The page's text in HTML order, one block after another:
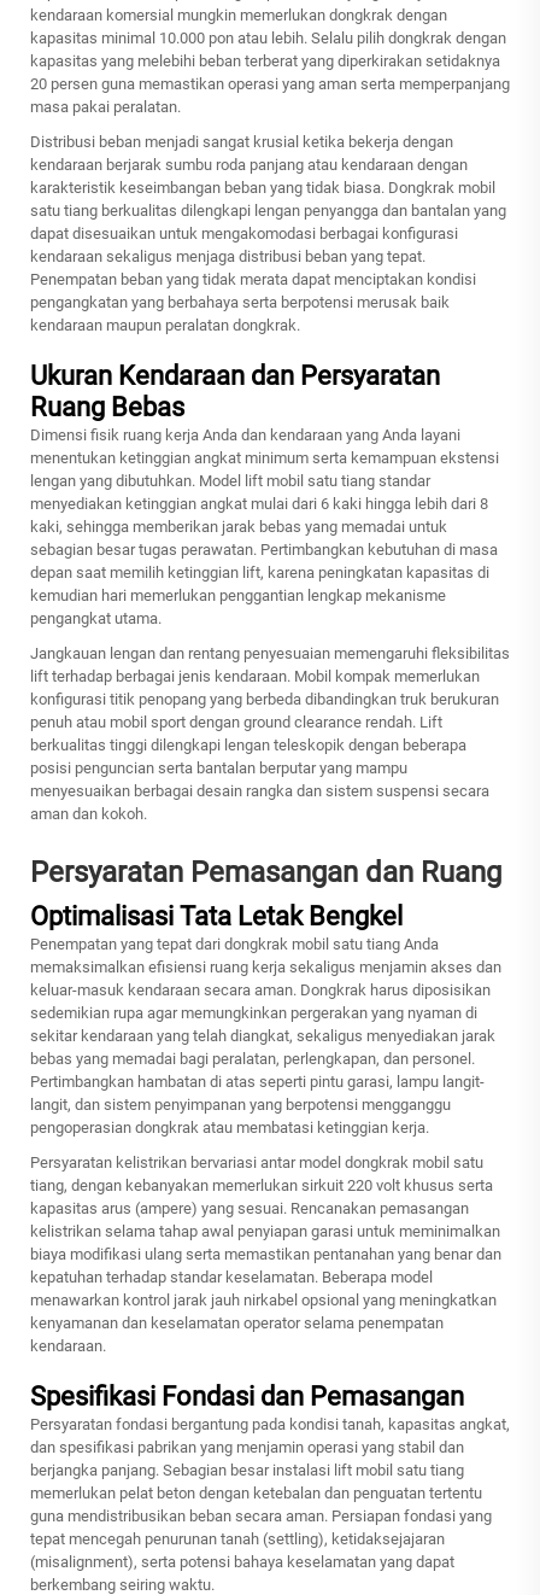
kendaraan komersial mungkin memerlukan dongkrak dengan
kapasitas minimal 10.000 pon atau lebih. Selalu pilih dongkrak dengan
kapasitas yang melebihi beban terberat yang diperkirakan setidaknya
20 persen guna memastikan operasi yang aman serta memperpanjang
masa pakai peralatan.
Distribusi beban menjadi sangat krusial ketika bekerja dengan
kendaraan berjarak sumbu roda panjang atau kendaraan dengan
karakteristik keseimbangan beban yang tidak biasa. Dongkrak mobil
satu tiang berkualitas dilengkapi lengan penyangga dan bantalan yang
dapat disesuaikan untuk mengakomodasi berbagai konfigurasi
kendaraan sekaligus menjaga distribusi beban yang tepat.
Penempatan beban yang tidak merata dapat menciptakan kondisi
pengangkatan yang berbahaya serta berpotensi merusak baik
kendaraan maupun peralatan dongkrak.
Ukuran Kendaraan dan Persyaratan
Ruang Bebas
Dimensi fisik ruang kerja Anda dan kendaraan yang Anda layani
menentukan ketinggian angkat minimum serta kemampuan ekstensi
lengan yang dibutuhkan. Model lift mobil satu tiang standar
menyediakan ketinggian angkat mulai dari 6 kaki hingga lebih dari 8
kaki, sehingga memberikan jarak bebas yang memadai untuk
sebagian besar tugas perawatan. Pertimbangkan kebutuhan di masa
depan saat memilih ketinggian lift, karena peningkatan kapasitas di
kemudian hari memerlukan penggantian lengkap mekanisme
pengangkat utama.
Jangkauan lengan dan rentang penyesuaian memengaruhi fleksibilitas
lift terhadap berbagai jenis kendaraan. Mobil kompak memerlukan
konfigurasi titik penopang yang berbeda dibandingkan truk berukuran
penuh atau mobil sport dengan ground clearance rendah. Lift
berkualitas tinggi dilengkapi lengan teleskopik dengan beberapa
posisi penguncian serta bantalan berputar yang mampu
menyesuaikan berbagai desain rangka dan sistem suspensi secara
aman dan kokoh.
Persyaratan Pemasangan dan Ruang
Optimalisasi Tata Letak Bengkel
Penempatan yang tepat dari dongkrak mobil satu tiang Anda
memaksimalkan efisiensi ruang kerja sekaligus menjamin akses dan
keluar-masuk kendaraan secara aman. Dongkrak harus diposisikan
sedemikian rupa agar memungkinkan pergerakan yang nyaman di
sekitar kendaraan yang telah diangkat, sekaligus menyediakan jarak
bebas yang memadai bagi peralatan, perlengkapan, dan personel.
Pertimbangkan hambatan di atas seperti pintu garasi, lampu langit-
langit, dan sistem penyimpanan yang berpotensi mengganggu
pengoperasian dongkrak atau membatasi ketinggian kerja.
Persyaratan kelistrikan bervariasi antar model dongkrak mobil satu
tiang, dengan kebanyakan memerlukan sirkuit 220 volt khusus serta
kapasitas arus (ampere) yang sesuai. Rencanakan pemasangan
kelistrikan selama tahap awal penyiapan garasi untuk meminimalkan
biaya modifikasi ulang serta memastikan pentanahan yang benar dan
kepatuhan terhadap standar keselamatan. Beberapa model
menawarkan kontrol jarak jauh nirkabel opsional yang meningkatkan
kenyamanan dan keselamatan operator selama penempatan
kendaraan.
Spesifikasi Fondasi dan Pemasangan
Persyaratan fondasi bergantung pada kondisi tanah, kapasitas angkat,
dan spesifikasi pabrikan yang menjamin operasi yang stabil dan
berjangka panjang. Sebagian besar instalasi lift mobil satu tiang
memerlukan pelat beton dengan ketebalan dan penguatan tertentu
guna mendistribusikan beban secara aman. Persiapan fondasi yang
tepat mencegah penurunan tanah (settling), ketidaksejajaran
(misalignment), serta potensi bahaya keselamatan yang dapat
berkembang seiring waktu.